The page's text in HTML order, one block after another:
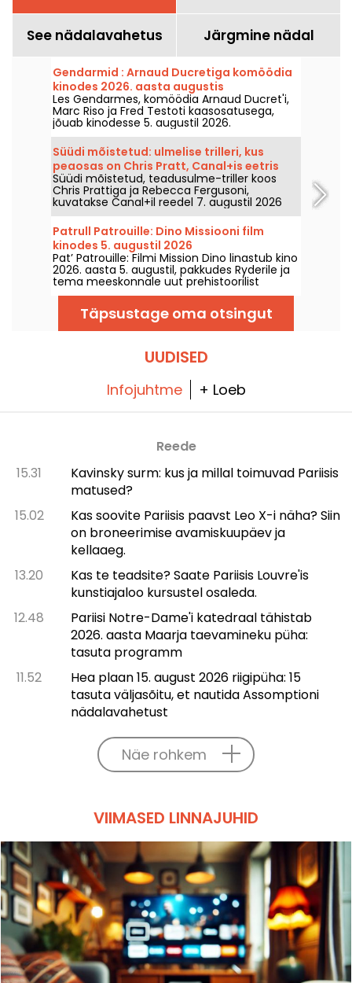
See nädalavahetus Järgmine nädal
Gendarmid : Arnaud Ducretiga komöödia
kinodes 2026. aasta augustis
Les Gendarmes, komöödia Arnaud Ducret'i,
Marc Riso ja Fred Testoti kaasosatusega,
jõuab kinodesse 5. augustil 2026.
Süüdi mõistetud: ulmelise trilleri, kus
peaosas on Chris Pratt, Canal+is eetris
Süüdi mõistetud, teadusulme-triller koos
Chris Prattiga ja Rebecca Fergusoni,
kuvatakse Canal+il reedel 7. augustil 2026
kell 21:06.
Patrull Patrouille: Dino Missiooni film
kinodes 5. augustil 2026
Pat’ Patrouille: Filmi Mission Dino linastub kino
2026. aasta 5. augustil, pakkudes Ryderile ja
tema meeskonnale uut prehistoorilist
seiklust.
Täpsustage oma otsingut
UUDISED
Infojuhtme + Loeb
Reede
15.31
Kavinsky surm: kus ja millal toimuvad Pariisis
matused?
15.02
Kas soovite Pariisis paavst Leo X-i näha? Siin
on broneerimise avamiskuupäev ja
kellaaeg.
13.20
Kas te teadsite? Saate Pariisis Louvre'is
kunstiajaloo kursustel osaleda.
12.48
Pariisi Notre-Dame'i katedraal tähistab
2026. aasta Maarja taevamineku püha:
tasuta programm
11.52
Hea plaan 15. august 2026 riigipüha: 15
tasuta väljasõitu, et nautida Assomptioni
nädalavahetust
Näe rohkem
VIIMASED LINNAJUHID